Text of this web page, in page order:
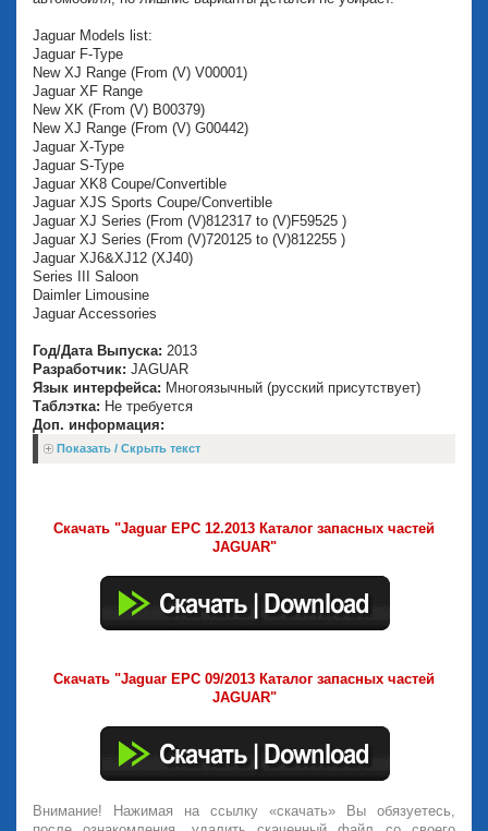
Jaguar Models list:
Jaguar F-Type
New XJ Range (From (V) V00001)
Jaguar XF Range
New XK (From (V) B00379)
New XJ Range (From (V) G00442)
Jaguar X-Type
Jaguar S-Type
Jaguar XK8 Coupe/Convertible
Jaguar XJS Sports Coupe/Convertible
Jaguar XJ Series (From (V)812317 to (V)F59525 )
Jaguar XJ Series (From (V)720125 to (V)812255 )
Jaguar XJ6&XJ12 (XJ40)
Series III Saloon
Daimler Limousine
Jaguar Accessories
Год/Дата Выпуска: 2013
Разработчик: JAGUAR
Язык интерфейса: Многоязычный (русский присутствует)
Таблэтка: Не требуется
Доп. информация:
Показать / Скрыть текст
Скачать "Jaguar EPC 12.2013 Каталог запасных частей
JAGUAR"
Скачать "Jaguar EPC 09/2013 Каталог запасных частей
JAGUAR"
Внимание! Нажимая на ссылку «скачать» Вы обязуетесь,